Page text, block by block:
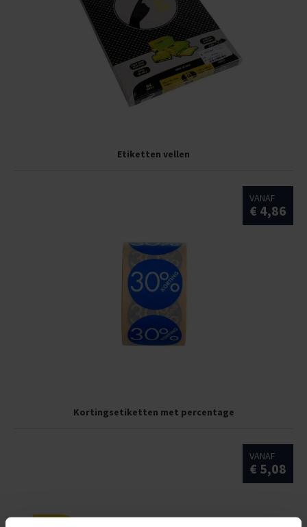
Etiketten vellen
Kortingsetiketten met percentage
VANAF
€ 4,86
VANAF
€ 5,08